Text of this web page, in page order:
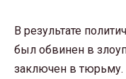
В результате
был обвинен в
заключен в тюрьму.